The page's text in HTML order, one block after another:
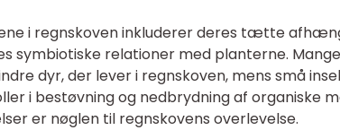
i regnskoven inkluderer deres tætte
symbiotiske relationer med planterne.
dyr, der lever i regnskoven, mens små
i bestøvning og nedbrydning af organiske
er nøglen til regnskovens overlevelse.